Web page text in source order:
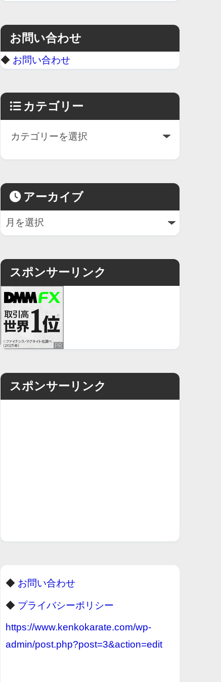
お問い合わせ
◆ お問い合わせ
カテゴリー
アーカイブ
スポンサーリンク
スポンサーリンク
◆ お問い合わせ
◆ プライバシーポリシー
https://www.kenkokarate.com/wp-
admin/post.php?post=3&action=edit